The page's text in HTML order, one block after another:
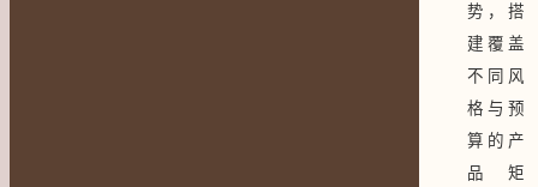
势，搭
建覆盖
不同风
格与预
算的产
品矩